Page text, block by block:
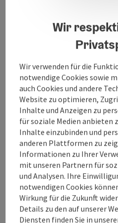
Öffnungszeiten
Anreise/Lage
Sportarten
Preise
Eignung
Wir
Wir verwenden für die
notwendige Cookies sowie
auch Cookies und andere
Website zu optimieren,
Inhalte und Anzeigen zu
für soziale Medien anbieten
Inhalte einzubinden und
anderen Plattformen zu
Informationen zu Ihrer
mit unseren Partnern für
und Analysen. Ihre
notwendigen Cookies
Wirkung für die Zukunft
Details zu den auf unserer
Diensten finden Sie in